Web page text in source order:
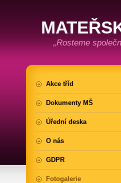
„Rosteme
Akce tříd
Dokumenty MŠ
Úřední deska
O nás
GDPR
Fotogalerie